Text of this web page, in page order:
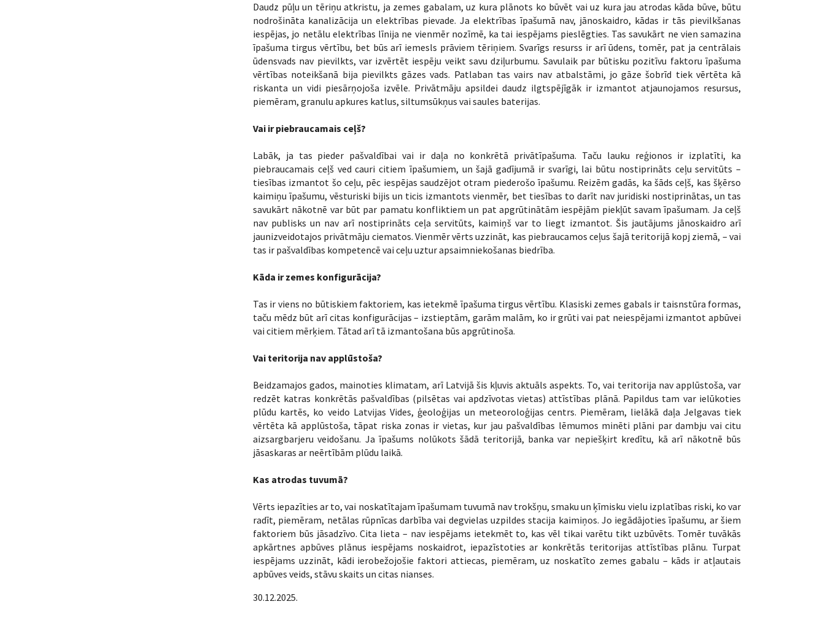
Daudz pūļu un tēriņu atkristu, ja zemes gabalam, uz kura plānots ko būvēt vai uz kura jau atrodas kāda būve, būtu
nodrošināta kanalizācija un elektrības pievade. Ja elektrības īpašumā nav, jānoskaidro, kādas ir tās pievilkšanas
iespējas, jo netālu elektrības līnija ne vienmēr nozīmē, ka tai iespējams pieslēgties. Tas savukārt ne vien samazina
īpašuma tirgus vērtību, bet būs arī iemesls prāviem tēriņiem. Svarīgs resurss ir arī ūdens, tomēr, pat ja centrālais
ūdensvads nav pievilkts, var izvērtēt iespēju veikt savu dziļurbumu. Savulaik par būtisku pozitīvu faktoru īpašuma
vērtības noteikšanā bija pievilkts gāzes vads. Patlaban tas vairs nav atbalstāmi, jo gāze šobrīd tiek vērtēta kā
riskanta un vidi piesārņojoša izvēle. Privātmāju apsildei daudz ilgtspējīgāk ir izmantot atjaunojamos resursus,
piemēram, granulu apkures katlus, siltumsūkņus vai saules baterijas.
Vai ir piebraucamais ceļš?
Labāk, ja tas pieder pašvaldībai vai ir daļa no konkrētā privātīpašuma. Taču lauku reģionos ir izplatīti, ka
piebraucamais ceļš ved cauri citiem īpašumiem, un šajā gadījumā ir svarīgi, lai būtu nostiprināts ceļu servitūts –
tiesības izmantot šo ceļu, pēc iespējas saudzējot otram piederošo īpašumu. Reizēm gadās, ka šāds ceļš, kas šķērso
kaimiņu īpašumu, vēsturiski bijis un ticis izmantots vienmēr, bet tiesības to darīt nav juridiski nostiprinātas, un tas
savukārt nākotnē var būt par pamatu konfliktiem un pat apgrūtinātām iespējām piekļūt savam īpašumam. Ja ceļš
nav publisks un nav arī nostiprināts ceļa servitūts, kaimiņš var to liegt izmantot. Šis jautājums jānoskaidro arī
jaunizveidotajos privātmāju ciematos. Vienmēr vērts uzzināt, kas piebraucamos ceļus šajā teritorijā kopj ziemā, – vai
tas ir pašvaldības kompetencē vai ceļu uztur apsaimniekošanas biedrība.
Kāda ir zemes konfigurācija?
Tas ir viens no būtiskiem faktoriem, kas ietekmē īpašuma tirgus vērtību. Klasiski zemes gabals ir taisnstūra formas,
taču mēdz būt arī citas konfigurācijas – izstieptām, garām malām, ko ir grūti vai pat neiespējami izmantot apbūvei
vai citiem mērķiem. Tātad arī tā izmantošana būs apgrūtinoša.
Vai teritorija nav applūstoša?
Beidzamajos gados, mainoties klimatam, arī Latvijā šis kļuvis aktuāls aspekts. To, vai teritorija nav applūstoša, var
redzēt katras konkrētās pašvaldības (pilsētas vai apdzīvotas vietas) attīstības plānā. Papildus tam var ielūkoties
plūdu kartēs, ko veido Latvijas Vides, ģeoloģijas un meteoroloģijas centrs. Piemēram, lielākā daļa Jelgavas tiek
vērtēta kā applūstoša, tāpat riska zonas ir vietas, kur jau pašvaldības lēmumos minēti plāni par dambju vai citu
aizsargbarjeru veidošanu. Ja īpašums nolūkots šādā teritorijā, banka var nepiešķirt kredītu, kā arī nākotnē būs
jāsaskaras ar neērtībām plūdu laikā.
Kas atrodas tuvumā?
Vērts iepazīties ar to, vai noskatītajam īpašumam tuvumā nav trokšņu, smaku un ķīmisku vielu izplatības riski, ko var
radīt, piemēram, netālas rūpnīcas darbība vai degvielas uzpildes stacija kaimiņos. Jo iegādājoties īpašumu, ar šiem
faktoriem būs jāsadzīvo. Cita lieta – nav iespējams ietekmēt to, kas vēl tikai varētu tikt uzbūvēts. Tomēr tuvākās
apkārtnes apbūves plānus iespējams noskaidrot, iepazīstoties ar konkrētās teritorijas attīstības plānu. Turpat
iespējams uzzināt, kādi ierobežojošie faktori attiecas, piemēram, uz noskatīto zemes gabalu – kāds ir atļautais
apbūves veids, stāvu skaits un citas nianses.
30.12.2025.